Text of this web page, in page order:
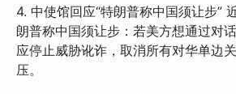
4. 中使馆回应“特朗普称中国须让步”
朗普称中国须让步：若美方想通过对
应停止威胁讹诈，取消所有对华单边
压。